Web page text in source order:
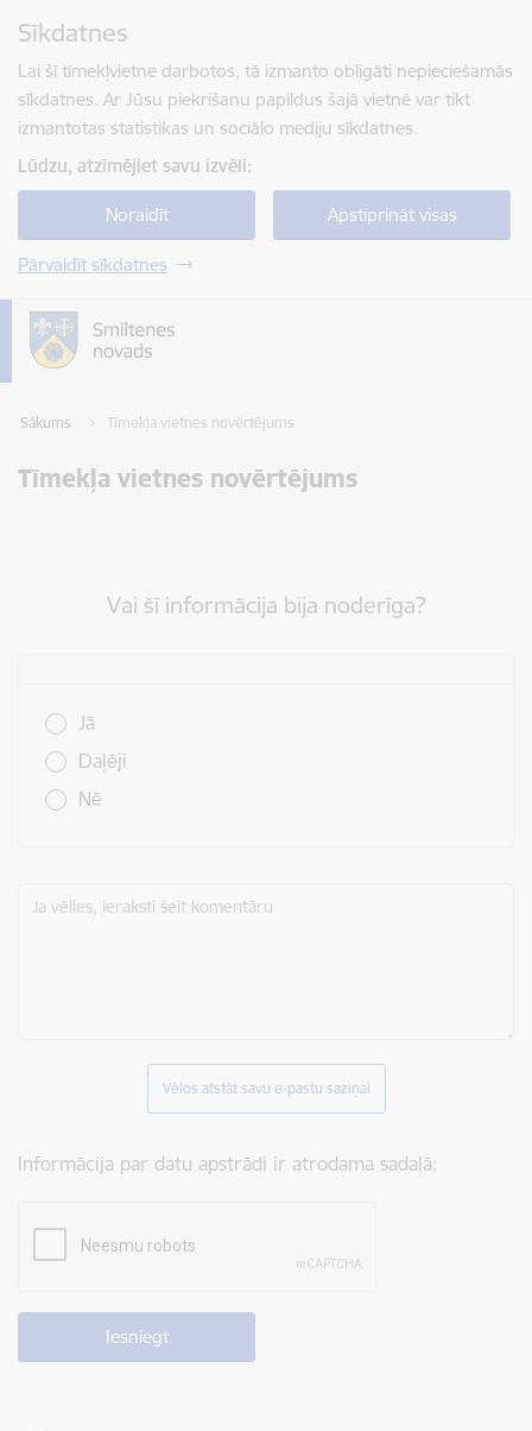
Sīkdatnes
Lai šī tīmekļvietne darbotos, tā izmanto obligāti nepieciešamās
sīkdatnes. Ar Jūsu piekrišanu papildus šajā vietnē var tikt
izmantotas statistikas un sociālo mediju sīkdatnes.
Lūdzu, atzīmējiet savu izvēli:
Noraidīt Apstiprināt visas
Pārvaldīt sīkdatnes
Sākums Tīmekļa vietnes novērtējums
Tīmekļa vietnes novērtējums
Vai šī informācija bija noderīga?
Jā
Daļēji
Nē
Ja vēlies, ieraksti šeit komentāru
Vēlos atstāt savu e-pastu saziņai
Informācija par datu apstrādi ir atrodama sadaļā: